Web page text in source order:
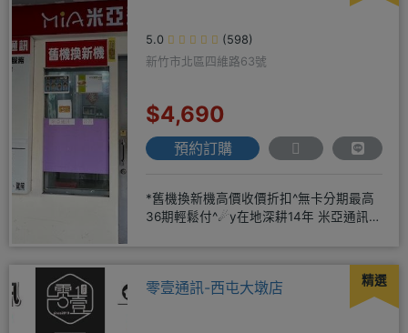
5.0
(598)
新竹市北區四維路63號
$4,690
預約訂購
*舊機換新機高價收價折扣^無卡分期最高
36期輕鬆付^☄y在地深耕14年 米亞通訊四
精選
零壹通訊-西屯大墩店